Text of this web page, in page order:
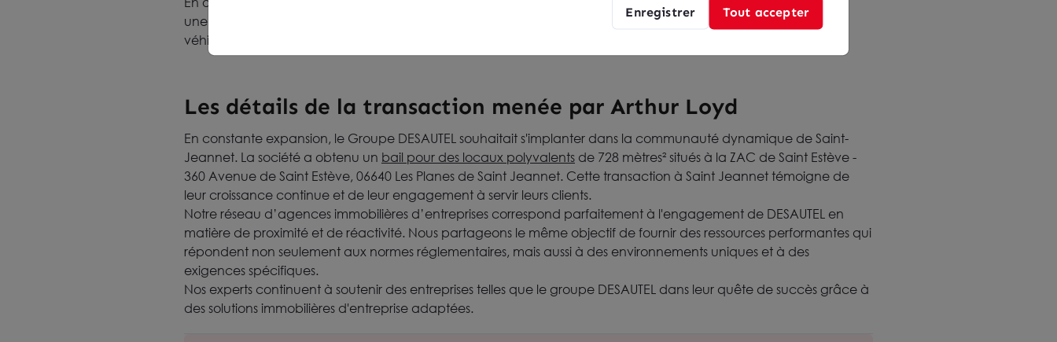
une expertise mondiale en matière d'extincteurs, de systèmes de détection et d'extinction automatiques et de
véhicules de lutte contre l'incendie.
Les détails de la transaction menée par Arthur Loyd
En constante expansion, le Groupe DESAUTEL souhaitait s'implanter dans la communauté dynamique de Saint-
Jeannet. La société a obtenu un bail pour des locaux polyvalents de 728 mètres² situés à la ZAC de Saint Estève -
360 Avenue de Saint Estève, 06640 Les Planes de Saint Jeannet. Cette transaction à Saint Jeannet témoigne de
leur croissance continue et de leur engagement à servir leurs clients.
Notre réseau d’agences immobilières d’entreprises correspond parfaitement à l'engagement de DESAUTEL en
matière de proximité et de réactivité. Nous partageons le même objectif de fournir des ressources performantes qui
répondent non seulement aux normes réglementaires, mais aussi à des environnements uniques et à des
exigences spécifiques.
Nos experts continuent à soutenir des entreprises telles que le groupe DESAUTEL dans leur quête de succès grâce à
des solutions immobilières d'entreprise adaptées.
Enregistrer Tout accepter